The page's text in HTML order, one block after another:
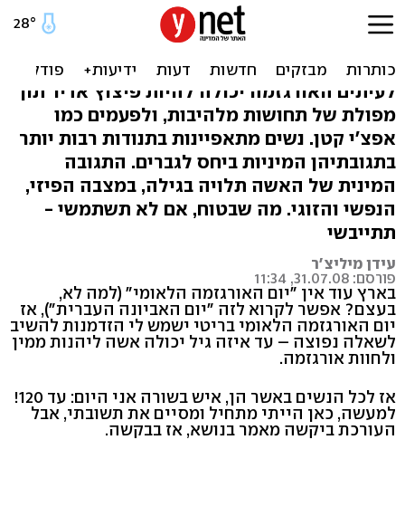
עד איזה גיל יכולה אשה
ליהנות ממין? עד 120!
לעיתים האורגזמה יכולה להיות פיצוץ אדיר תוך
מפולת של תחושות מלהיבות, ולפעמים כמו
אפצ'י קטן. נשים מתאפיינות בתנודות רבות יותר
בתגובתיהן המיניות ביחס לגברים. התגובה
המינית של האשה תלויה בגילה, במצבה הפיזי,
הנפשי והזוגי. מה שבטוח, אם לא תשתמשי -
תתייבשי
עידן מיליצ'ר
פורסם: 31.07.08, 11:34
בארץ עוד אין "יום האורגזמה הלאומי" (למה לא,
בעצם? אפשר לקרוא לזה "יום האביונה העברית"), אז
יום האורגזמה הלאומי בריטי ישמש לי הזדמנות להשיב
לשאלה נפוצה – עד איזה גיל יכולה אשה ליהנות ממין
ולחוות אורגזמה.
אז לכל הנשים באשר הן, איש בשורה אני היום: עד 120!
למעשה, כאן הייתי מתחיל ומסיים את תשובתי, אבל
העורכת ביקשה מאמר בנושא, אז בבקשה.